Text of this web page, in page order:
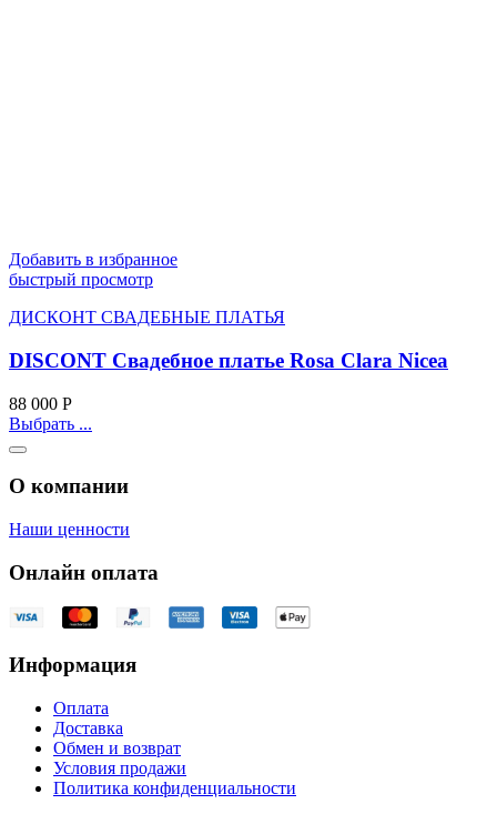
Добавить в избранное
быстрый просмотр
ДИСКОНТ СВАДЕБНЫЕ ПЛАТЬЯ
DISCONT Свадебное платье Rosa Clara Nicea
88 000 Р
Выбрать ...
О компании
Наши ценности
Онлайн оплата
Информация
Оплата
Доставка
Обмен и возврат
Условия продажи
Политика конфиденциальности